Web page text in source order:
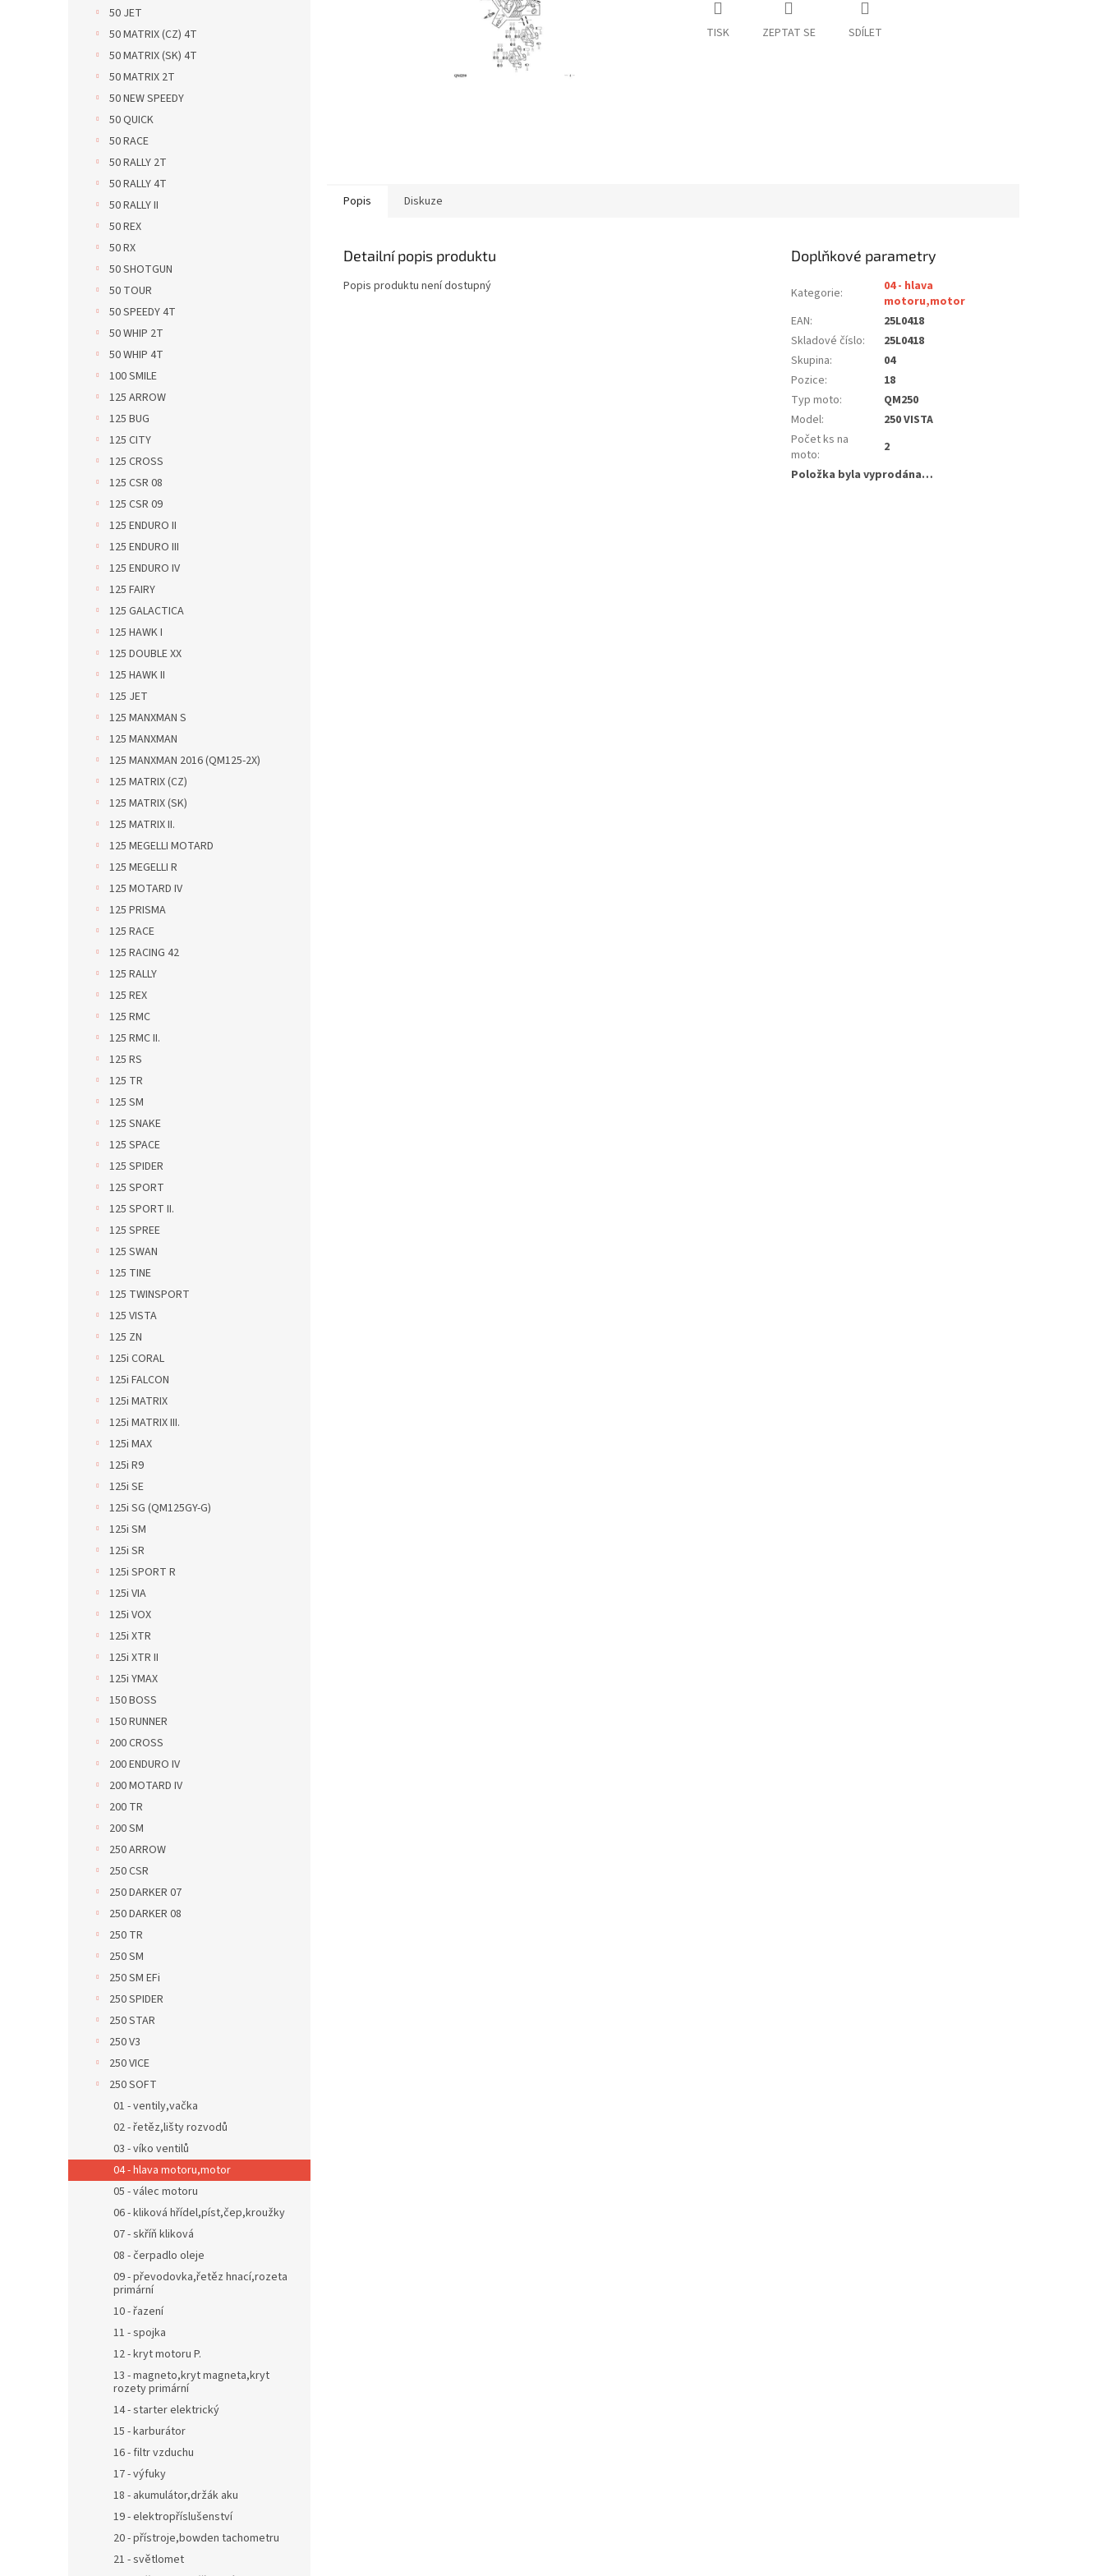
50 JET
50 MATRIX (CZ) 4T
50 MATRIX (SK) 4T
50 MATRIX 2T
50 NEW SPEEDY
50 QUICK
50 RACE
50 RALLY 2T
50 RALLY 4T
50 RALLY II
50 REX
50 RX
50 SHOTGUN
50 TOUR
50 SPEEDY 4T
50 WHIP 2T
50 WHIP 4T
100 SMILE
125 ARROW
125 BUG
125 CITY
125 CROSS
125 CSR 08
125 CSR 09
125 ENDURO II
125 ENDURO III
125 ENDURO IV
125 FAIRY
125 GALACTICA
125 HAWK I
125 DOUBLE XX
125 HAWK II
125 JET
125 MANXMAN S
125 MANXMAN
125 MANXMAN 2016 (QM125-2X)
125 MATRIX (CZ)
125 MATRIX (SK)
125 MATRIX II.
125 MEGELLI MOTARD
125 MEGELLI R
125 MOTARD IV
125 PRISMA
125 RACE
125 RACING 42
125 RALLY
125 REX
125 RMC
125 RMC II.
125 RS
125 TR
125 SM
125 SNAKE
125 SPACE
125 SPIDER
125 SPORT
125 SPORT II.
125 SPREE
125 SWAN
125 TINE
125 TWINSPORT
125 VISTA
125 ZN
125i CORAL
125i FALCON
125i MATRIX
125i MATRIX III.
125i MAX
125i R9
125i SE
125i SG (QM125GY-G)
125i SM
125i SR
125i SPORT R
125i VIA
125i VOX
125i XTR
125i XTR II
125i YMAX
150 BOSS
150 RUNNER
200 CROSS
200 ENDURO IV
200 MOTARD IV
200 TR
200 SM
250 ARROW
250 CSR
250 DARKER 07
250 DARKER 08
250 TR
250 SM
250 SM EFi
250 SPIDER
250 STAR
250 V3
250 VICE
250 SOFT
01 - ventily,vačka
02 - řetěz,lišty rozvodů
03 - víko ventilů
04 - hlava motoru,motor
05 - válec motoru
06 - kliková hřídel,píst,čep,kroužky
07 - skříň kliková
08 - čerpadlo oleje
09 - převodovka,řetěz hnací,rozeta
primární
10 - řazení
11 - spojka
12 - kryt motoru P.
13 - magneto,kryt magneta,kryt
rozety primární
14 - starter elektrický
15 - karburátor
16 - filtr vzduchu
17 - výfuky
18 - akumulátor,držák aku
19 - elektropříslušenství
20 - přístroje,bowden tachometru
21 - světlomet
TISK ZEPTAT SE SDÍLET
Popis Diskuze
Detailní popis produktu
Popis produktu není dostupný
Doplňkové parametry
Kategorie:
04 - hlava
motoru,motor
EAN:
25L0418
Skladové číslo:
25L0418
Skupina:
04
Pozice:
18
Typ moto:
QM250
Model:
250 VISTA
Počet ks na
moto:
2
Položka byla vyprodána…